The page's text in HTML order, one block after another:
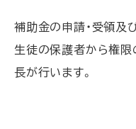
に
戻
る
補助金の申請・受領及
生徒の保護者から権
長が行います。